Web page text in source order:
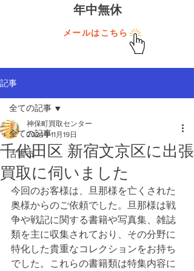
年中無休
メールはこちら
記事
全ての記事
古書市
全ての記事
千代田区 新宿文京区に出張
買取に伺いました
神保町買取センター
2024年11月19日
今回のお客様は、旦那様を亡くされた
奥様からのご依頼でした。旦那様は戦
争や戦記に関する書籍や写真集、雑誌
類を主に収集されており、その分野に
特化した貴重なコレクションをお持ち
でした。これらの書籍類は特集内容に